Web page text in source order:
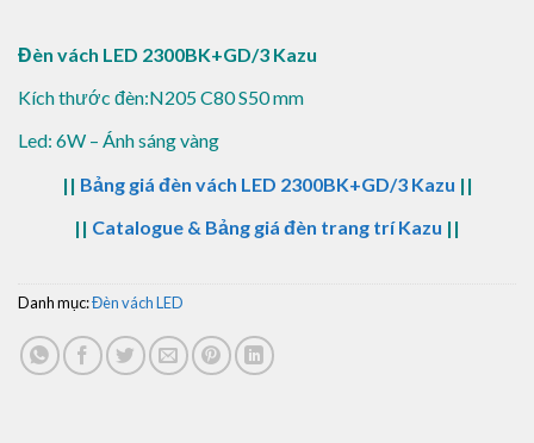
Đèn vách LED 2300BK+GD/3 Kazu
Kích thước đèn:N205 C80 S50 mm
Led: 6W – Ánh sáng vàng
|| Bảng giá đèn vách LED 2300BK+GD/3 Kazu ||
|| Catalogue & Bảng giá đèn trang trí Kazu ||
Danh mục:Đèn vách LED